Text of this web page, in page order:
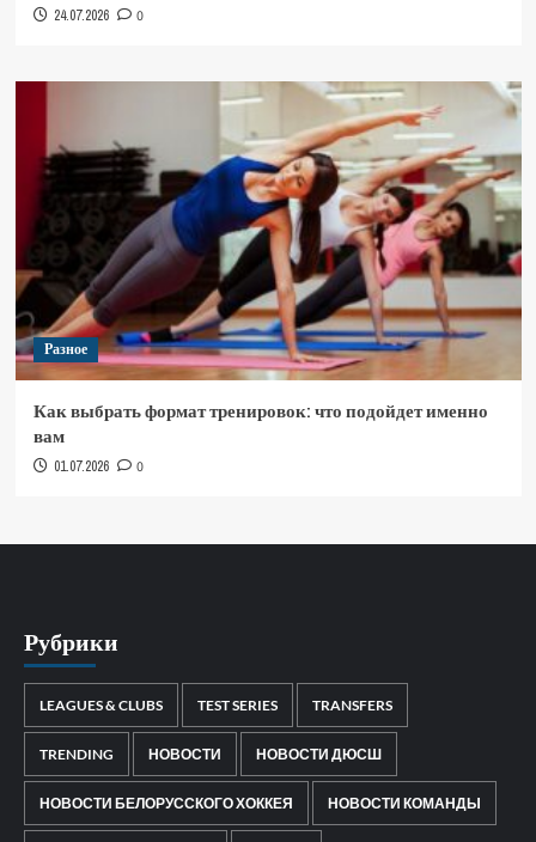
24.07.2026 0
Разное
Как выбрать формат тренировок: что подойдет именно
вам
01.07.2026 0
Рубрики
LEAGUES & CLUBS TEST SERIES TRANSFERS
TRENDING НОВОСТИ НОВОСТИ ДЮСШ
НОВОСТИ БЕЛОРУССКОГО ХОККЕЯ НОВОСТИ КОМАНДЫ